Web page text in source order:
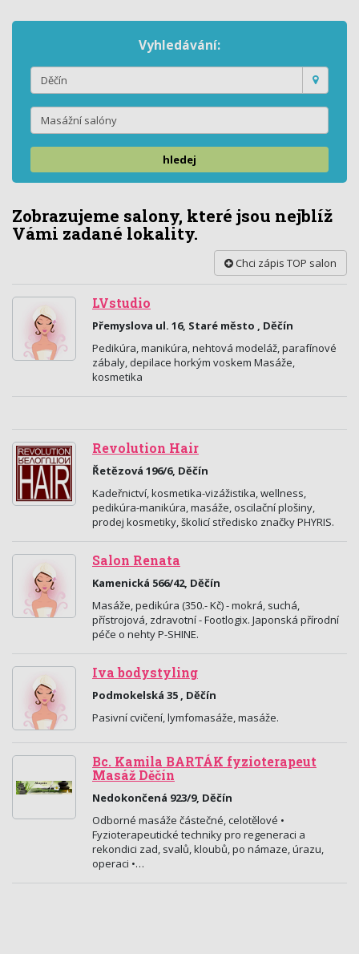
Vyhledávání:
hledej
Zobrazujeme salony, které jsou nejblíž
Vámi zadané lokality.
Chci zápis TOP salon
LVstudio
Přemyslova ul. 16, Staré město , Děčín
Pedikúra, manikúra, nehtová modeláž, parafínové
zábaly, depilace horkým voskem Masáže,
kosmetika
Revolution Hair
Řetězová 196/6, Děčín
Kadeřnictví, kosmetika-vizážistika, wellness,
pedikúra-manikúra, masáže, oscilační plošiny,
prodej kosmetiky, školicí středisko značky PHYRIS.
Salon Renata
Kamenická 566/42, Děčín
Masáže, pedikúra (350.- Kč) - mokrá, suchá,
přístrojová, zdravotní - Footlogix. Japonská přírodní
péče o nehty P-SHINE.
Iva bodystyling
Podmokelská 35 , Děčín
Pasivní cvičení, lymfomasáže, masáže.
Bc. Kamila BARTÁK fyzioterapeut
Masáž Děčín
Nedokončená 923/9, Děčín
Odborné masáže částečné, celotělové •
Fyzioterapeutické techniky pro regeneraci a
rekondici zad, svalů, kloubů, po námaze, úrazu,
operaci •…